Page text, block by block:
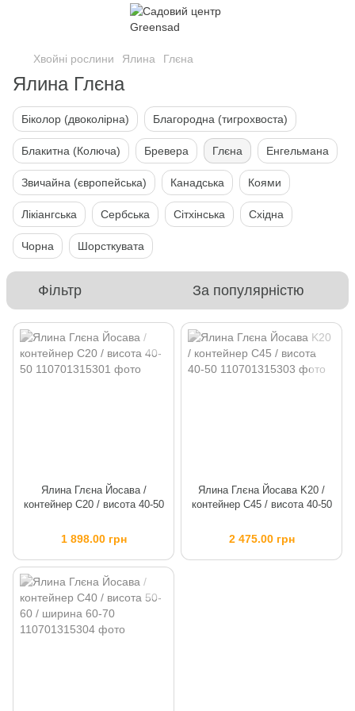
Хвойні рослини Ялина Глєна
Ялина Глєна
Біколор (двоколірна) Благородна (тигрохвоста)
Блакитна (Колюча) Бревера Глєна Енгельмана
Звичайна (європейська) Канадська Коями
Лікіангська Сербська Сітхінська Східна
Чорна Шорсткувата
Фільтр За популярністю
Ялина Глєна Йосава /
контейнер C20 / висота 40-50
1 898.00 грн
Ялина Глєна Йосава K20 /
контейнер C45 / висота 40-50
2 475.00 грн